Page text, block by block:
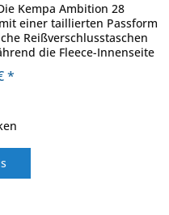
Kempa Ambition 28
einer taillierten Passform
Reißverschlusstaschen
die Fleece-Innenseite
*